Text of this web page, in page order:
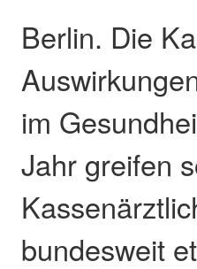
Berlin. Die
im
Jahr greifen
bundesweit